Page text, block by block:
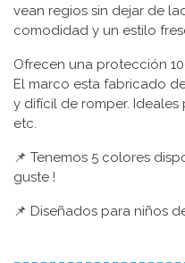
vean regios sin dejar de
comodidad y un estilo
Ofrecen una protección
El marco esta fabricado
y difícil de romper. Ideales
etc.
📌 Tenemos 5 colores
guste !
📌 Diseñados para niños